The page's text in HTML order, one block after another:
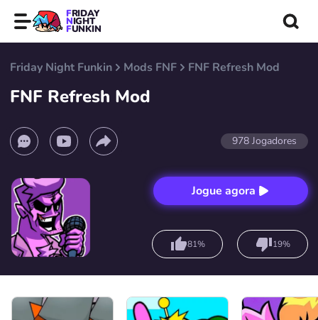
FRIDAY
NIGHT
FUNKIN
Friday Night Funkin Mods FNF FNF Refresh Mod
FNF Refresh Mod
978 Jogadores
Jogue agora
81% 19%